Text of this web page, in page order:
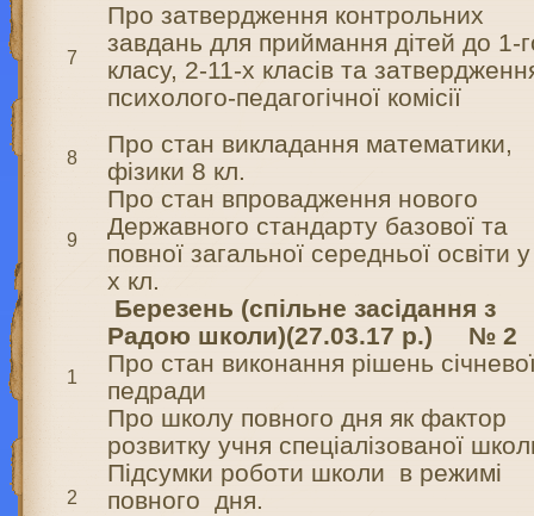
7
Про затвердження контрольних
завдань для приймання дітей до
класу, 2-11-х класів та
психолого-педагогічної комісії
8
Про стан викладання математики,
фізики 8 кл.
9
Про стан впровадження нового
Державного стандарту базової та
повної загальної середньої освіти
х кл.
Березень (спільне засідання з
Радою школи)(27.03.17 р.) № 2
1
Про стан виконання рішень
педради
2
Про школу повного дня як фактор
розвитку учня спеціалізованої
Підсумки роботи школи в режимі
повного дня.